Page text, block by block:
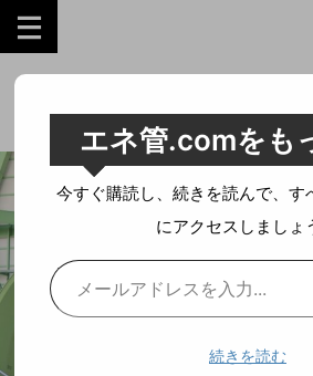
工業技術を誰にでも分かり
エネ管.comをも
今すぐ購読し、続きを読んで、す
にアクセスしましょ
続きを読む